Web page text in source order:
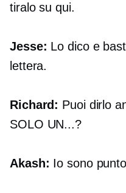
tiralo su qui.
Jesse: Lo dico e
lettera.
Richard: Puoi dirlo
SOLO UN...?
Akash: Io sono